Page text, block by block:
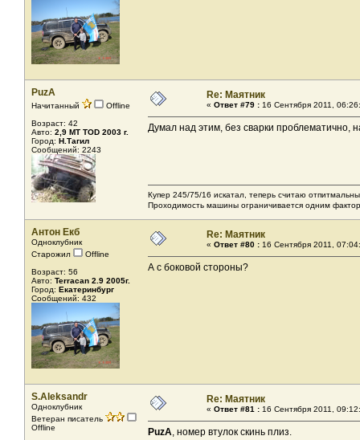
PuzA
Начитанный
Offline
Возраст: 42
Авто: 2,9 MT TOD 2003 г.
Город: Н.Тагил
Сообщений: 2243
Re: Маятник
« Ответ #79 : 16 Сентября 2011,
Думал над этим, без сварки проблематично,
Купер 245/75/16 искатал, теперь считаю
Проходимость машины ограничивается одним
Антон Екб
Одноклубник
Старожил
Offline
Возраст: 56
Авто: Terracan 2.9 2005г.
Город: Екатеринбург
Сообщений: 432
Re: Маятник
« Ответ #80 : 16 Сентября 2011,
А с боковой стороны?
S.Aleksandr
Одноклубник
Ветеран писатель
Offline
Re: Маятник
« Ответ #81 : 16 Сентября 2011,
PuzA, номер втулок скинь плиз.